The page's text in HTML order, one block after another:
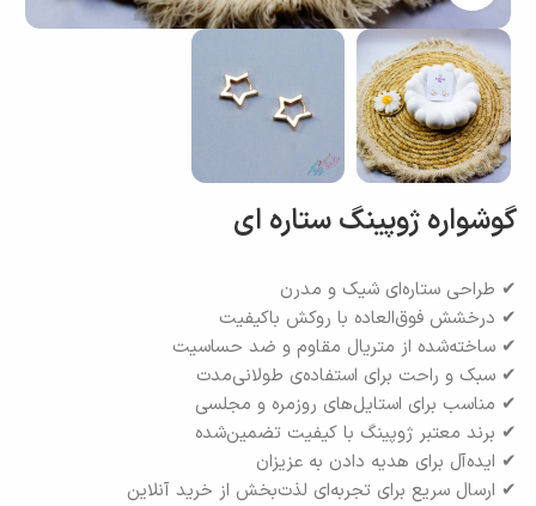
گوشواره ژوپینگ ستاره ای
✔ طراحی ستاره‌ای شیک و مدرن
✔ درخشش فوق‌العاده با روکش باکیفیت
✔ ساخته‌شده از متریال مقاوم و ضد حساسیت
✔ سبک و راحت برای استفاده‌ی طولانی‌مدت
✔ مناسب برای استایل‌های روزمره و مجلسی
✔ برند معتبر ژوپینگ با کیفیت تضمین‌شده
✔ ایده‌آل برای هدیه دادن به عزیزان
✔ ارسال سریع برای تجربه‌ای لذت‌بخش از خرید آنلاین